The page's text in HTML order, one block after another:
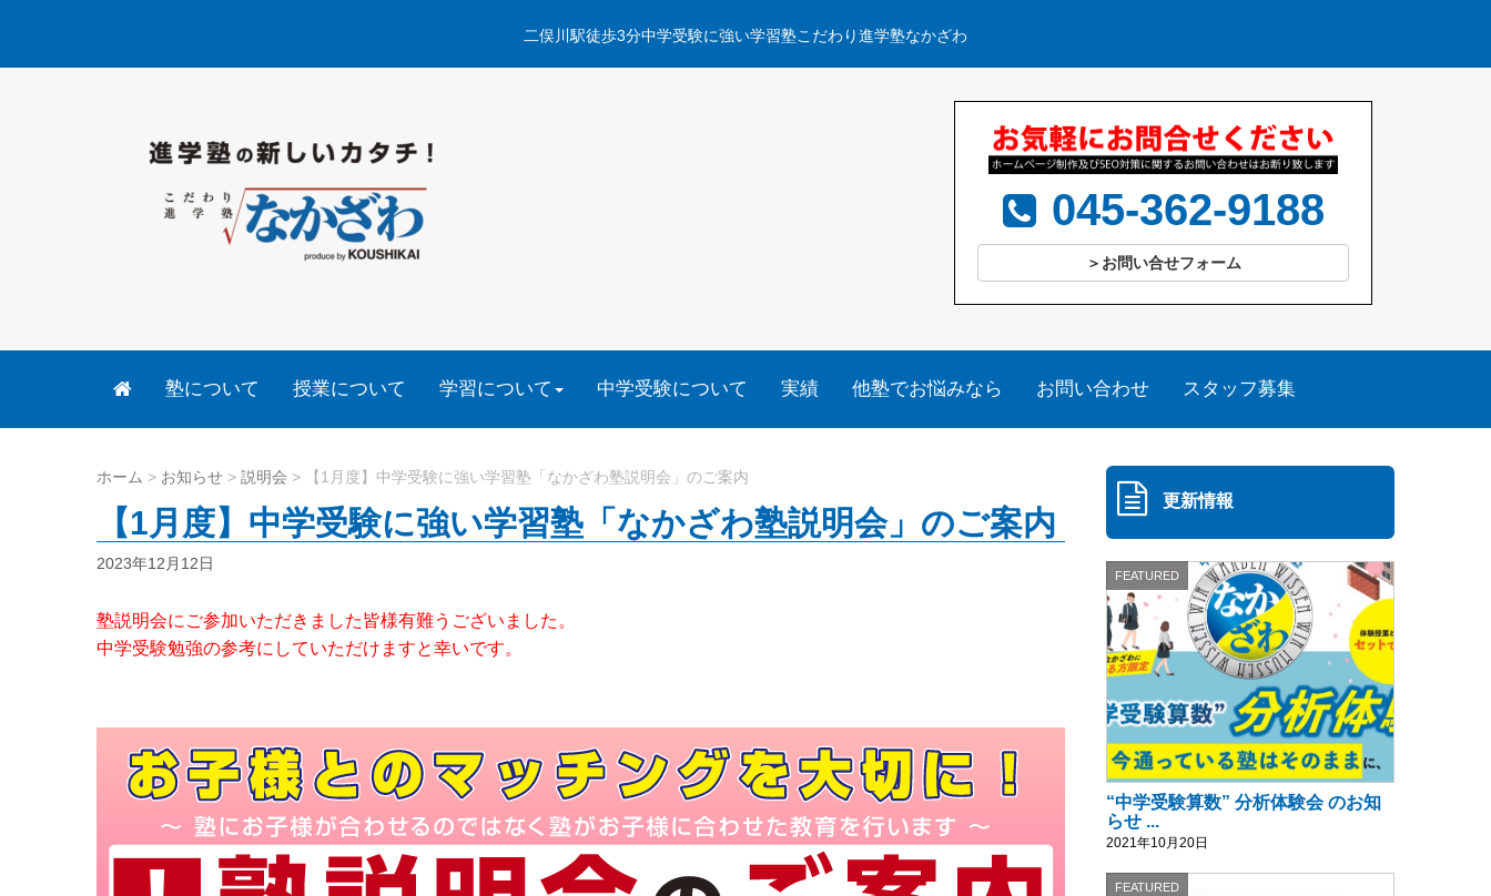
二俣川駅徒歩3分中学受験に強い学習塾こだわり進学塾なかざわ
045-362-9188
＞お問い合せフォーム
塾について 授業について 学習について 中学受験について 実績 他塾でお悩みなら お問い合わせ スタッフ募集
ホーム > お知らせ > 説明会 > 【1月度】中学受験に強い学習塾「なかざわ塾説明会」のご案内
【1月度】中学受験に強い学習塾「なかざわ塾説明会」のご案内
2023年12月12日
塾説明会にご参加いただきました皆様有難うございました。
中学受験勉強の参考にしていただけますと幸いです。
更新情報
FEATURED
“中学受験算数” 分析体験会 のお知
らせ ...
2021年10月20日
FEATURED